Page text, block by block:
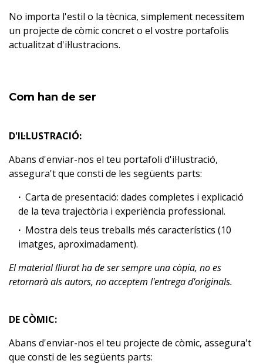
No importa l'estil o la tècnica, simplement necessitem
un projecte de còmic concret o el vostre portafolis
actualitzat d'il·lustracions.
Com han de ser
D'IL·LUSTRACIÓ:
Abans d'enviar-nos el teu portafoli d'il·lustració,
assegura't que consti de les següents parts:
Carta de presentació: dades completes i explicació
de la teva trajectòria i experiència professional.
Mostra dels teus treballs més característics (10
imatges, aproximadament).
El material lliurat ha de ser sempre una còpia, no es
retornarà als autors, no acceptem l'entrega d'originals.
DE CÒMIC:
Abans d'enviar-nos el teu projecte de còmic, assegura't
que consti de les següents parts: